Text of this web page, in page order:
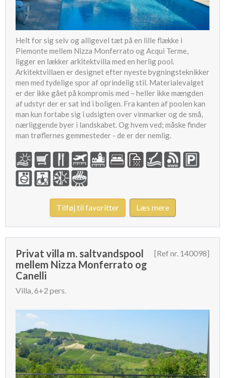
Helt for sig selv og alligevel tæt på en lille flække i
Piemonte mellem Nizza Monferrato og Acqui Terme,
ligger en lækker arkitektvilla med en herlig pool.
Arkitektvillaen er designet efter nyeste bygningsteknikker
men med tydelige spor af oprindelig stil. Materialevalget
er der ikke gået på kompromis med – heller ikke mængden
af udstyr der er sat ind i boligen. Fra kanten af poolen kan
man kun fortabe sig i udsigten over vinmarker og de små,
nærliggende byer i landskabet. Og hvem ved; måske finder
man trøflernes gemmesteder - de er der nemlig.
Tilføj til favoritter Læs mere
Privat villa m. saltvandspool
mellem Nizza Monferrato og
Canelli
Villa, 6+2 pers.
[Ref nr. 140098]